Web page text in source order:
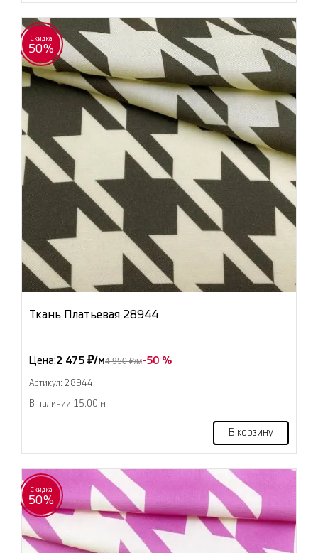
Скидка
50%
Ткань Платьевая 28944
Цена:2 475 ₽/м4 950 ₽/м-50 %
Артикул: 28944
В наличии 15.00 м
В корзину
Скидка
50%